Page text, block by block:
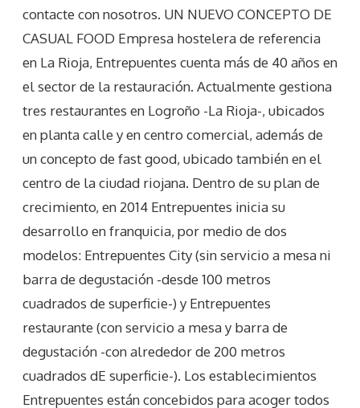
contacte con nosotros. UN NUEVO CONCEPTO DE
CASUAL FOOD Empresa hostelera de referencia
en La Rioja, Entrepuentes cuenta más de 40 años en
el sector de la restauración. Actualmente gestiona
tres restaurantes en Logroño -La Rioja-, ubicados
en planta calle y en centro comercial, además de
un concepto de fast good, ubicado también en el
centro de la ciudad riojana. Dentro de su plan de
crecimiento, en 2014 Entrepuentes inicia su
desarrollo en franquicia, por medio de dos
modelos: Entrepuentes City (sin servicio a mesa ni
barra de degustación -desde 100 metros
cuadrados de superficie-) y Entrepuentes
restaurante (con servicio a mesa y barra de
degustación -con alrededor de 200 metros
cuadrados dE superficie-). Los establecimientos
Entrepuentes están concebidos para acoger todos